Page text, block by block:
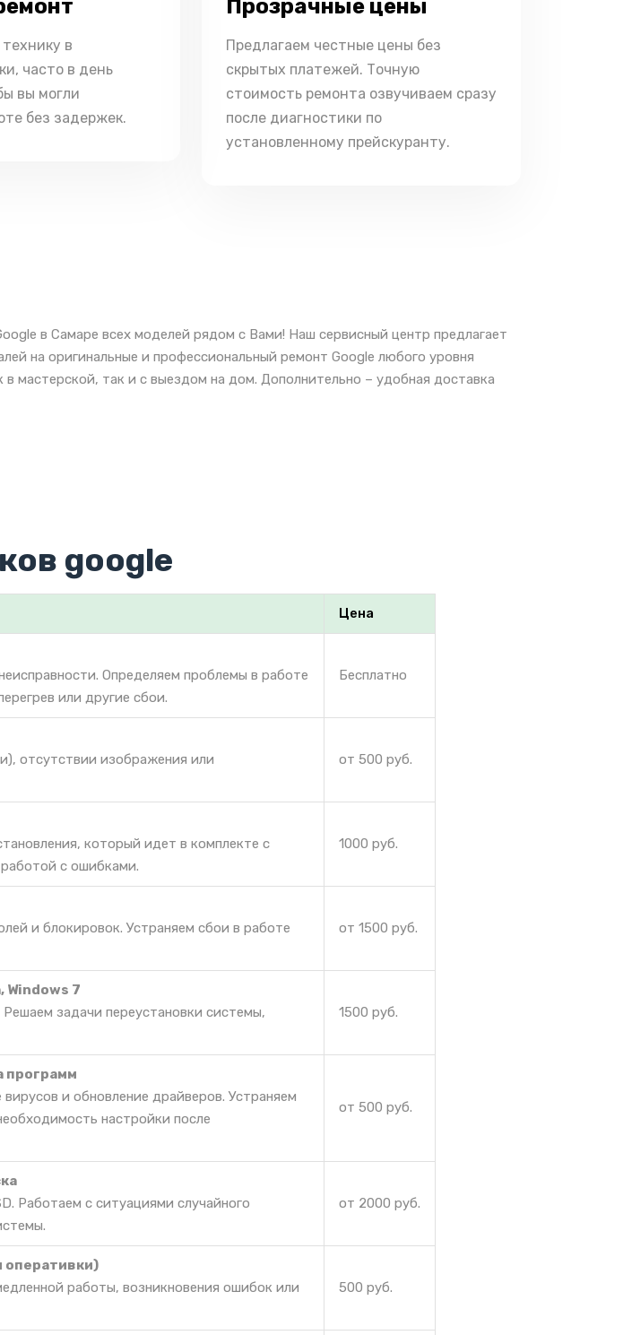
в
часто в день
вы могли
без задержек.
Прозрачные цены
Предлагаем честные цены без
скрытых платежей. Точную
стоимость ремонта озвучиваем сразу
после диагностики по
установленному прейскуранту.
в Самаре всех моделей рядом с Вами! Наш сервисный центр предлагает
на оригинальные и профессиональный ремонт Google любого уровня
мастерской, так и с выездом на дом. Дополнительно – удобная доставка
google
Цена
Определяем проблемы в работе
или другие сбои.
Бесплатно
отсутствии изображения или
от 500 руб.
который идет в комплекте с
с ошибками.
1000 руб.
и блокировок. Устраняем сбои в работе
от 1500 руб.
Windows 7
задачи переустановки системы,
1500 руб.
программ
и обновление драйверов. Устраняем
настройки после
от 500 руб.
Работаем с ситуациями случайного
от 2000 руб.
оперативки)
работы, возникновения ошибок или
500 руб.